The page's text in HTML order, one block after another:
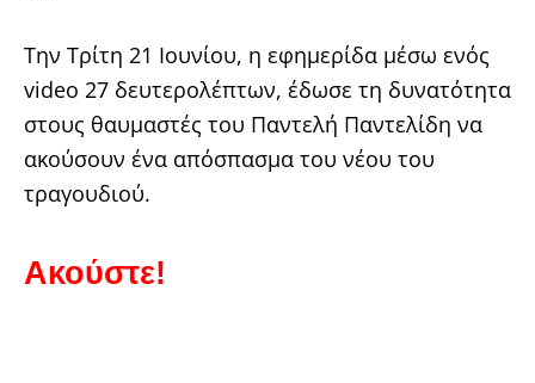
Την Τρίτη 21 Ιουνίου, η εφημερίδα μέσω ενός
video 27 δευτερολέπτων, έδωσε τη δυνατότητα
στους θαυμαστές του Παντελή Παντελίδη να
ακούσουν ένα απόσπασμα του νέου του
τραγουδιού.
Ακούστε!